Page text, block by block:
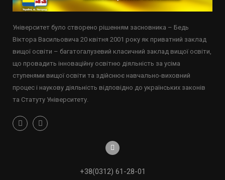
Університет було створено рішенням засновника – Бедь
Віктора Васильовича 20 квітня 2001 року як приватний заклад
вищої освіти – багатогалузевий класичний заклад вищої освіти,
що провадить інноваційну освітню діяльність за усіма
ступенями вищої освіти та здійснює навчально-виховний
процес і наукову діяльність відповідно до українських законів
та Статуту Університету.
+38(0312) 61-28-01